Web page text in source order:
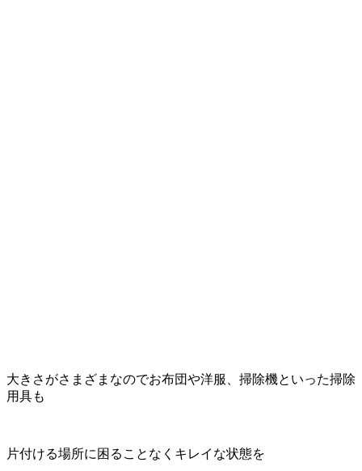
大きさがさまざまなのでお布団や洋服、掃除機といった掃除
用具も
片付ける場所に困ることなくキレイな状態を